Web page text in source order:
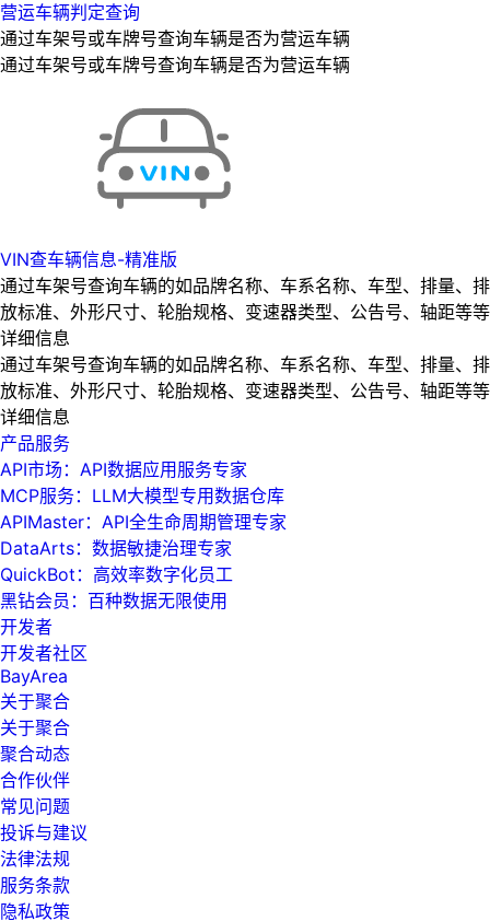
营运车辆判定查询
通过车架号或车牌号查询车辆是否为营运车辆
通过车架号或车牌号查询车辆是否为营运车辆
VIN查车辆信息-精准版
通过车架号查询车辆的如品牌名称、车系名称、车型、排量、排
放标准、外形尺寸、轮胎规格、变速器类型、公告号、轴距等等
详细信息
通过车架号查询车辆的如品牌名称、车系名称、车型、排量、排
放标准、外形尺寸、轮胎规格、变速器类型、公告号、轴距等等
详细信息
产品服务
API市场：API数据应用服务专家
MCP服务：LLM大模型专用数据仓库
APIMaster：API全生命周期管理专家
DataArts：数据敏捷治理专家
QuickBot：高效率数字化员工
黑钻会员：百种数据无限使用
开发者
开发者社区
BayArea
关于聚合
关于聚合
聚合动态
合作伙伴
常见问题
投诉与建议
法律法规
服务条款
隐私政策